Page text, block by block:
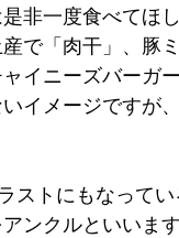
非一度食べてほ
で「肉干」、豚
イニーズバーガ
イメージですが
ストにもなって
ンクルといいま